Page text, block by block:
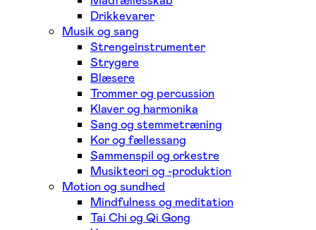
Drikkevarer
Musik og sang
Strengeinstrumenter
Strygere
Blæsere
Trommer og percussion
Klaver og harmonika
Sang og stemmetræning
Kor og fællessang
Sammenspil og orkestre
Musikteori og -produktion
Motion og sundhed
Mindfulness og meditation
Tai Chi og Qi Gong